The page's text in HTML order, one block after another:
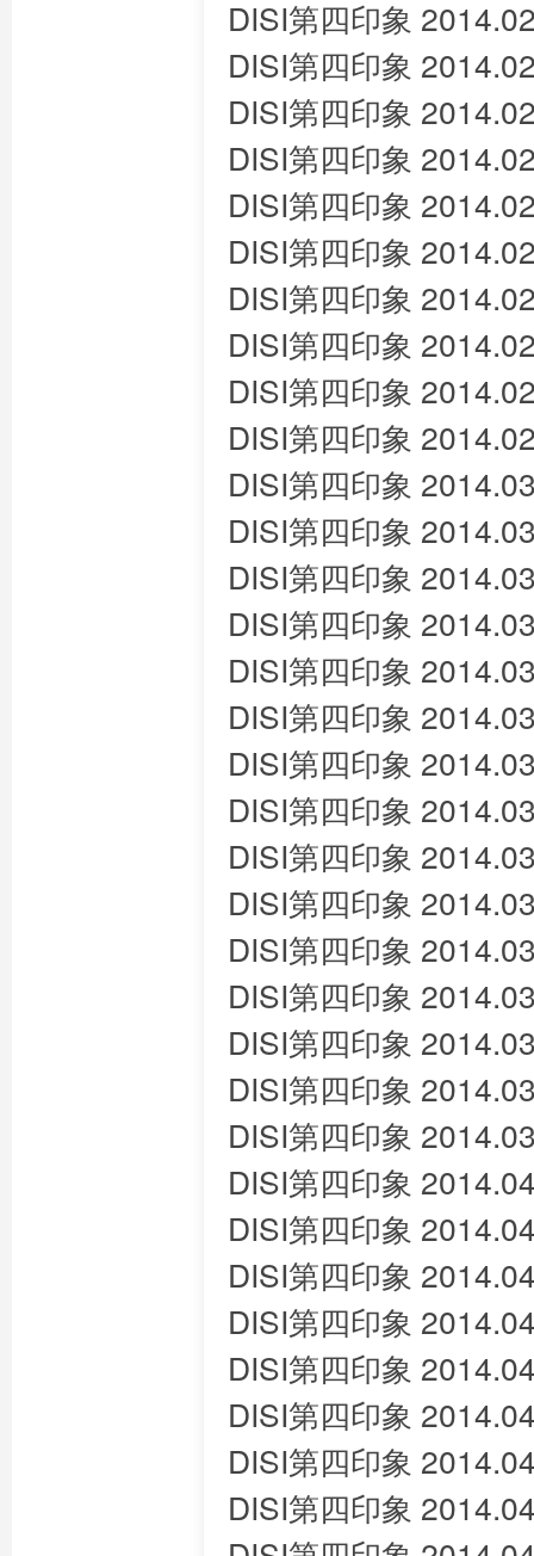
DISI第四印象
DISI第四印象
DISI第四印象
DISI第四印象
DISI第四印象
DISI第四印象
DISI第四印象
DISI第四印象
DISI第四印象
DISI第四印象
DISI第四印象
DISI第四印象
DISI第四印象
DISI第四印象
DISI第四印象
DISI第四印象
DISI第四印象
DISI第四印象
DISI第四印象
DISI第四印象
DISI第四印象
DISI第四印象
DISI第四印象
DISI第四印象
DISI第四印象
DISI第四印象
DISI第四印象
DISI第四印象
DISI第四印象
DISI第四印象
DISI第四印象
DISI第四印象
DISI第四印象